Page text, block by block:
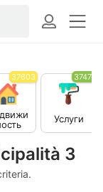
3
37603
Услуги
37479